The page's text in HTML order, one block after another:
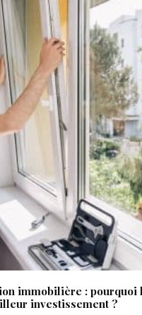
immobilière : pourquoi
investissement ?